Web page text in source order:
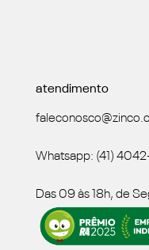
atendimento
Whatsapp: (41)
Das 09 às 18h, de